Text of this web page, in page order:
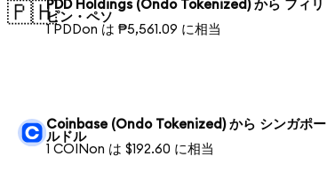
🇵🇭PDD Holdings (Ondo Tokenized) から フィリ
ピン・ペソ
1 PDDon は ₱5,561.09 に相当
Coinbase (Ondo Tokenized) から シンガポー
ルドル
1 COINon は $192.60 に相当